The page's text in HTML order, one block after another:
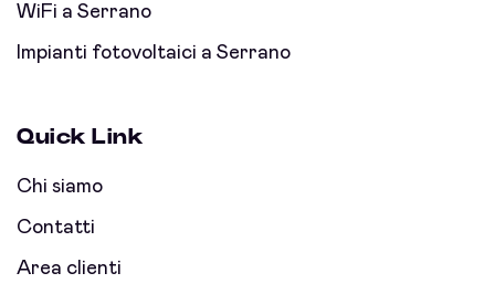
WiFi a Serrano
Impianti fotovoltaici a Serrano
Quick Link
Chi siamo
Contatti
Area clienti